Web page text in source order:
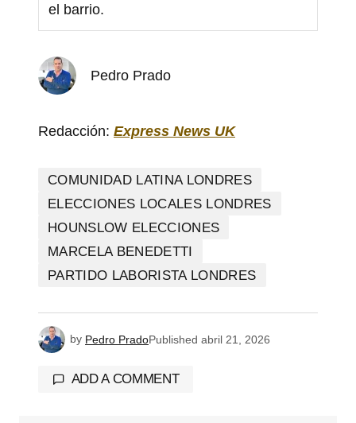
el barrio.
Pedro Prado
Redacción: Express News UK
COMUNIDAD LATINA LONDRES
ELECCIONES LOCALES LONDRES
HOUNSLOW ELECCIONES
MARCELA BENEDETTI
PARTIDO LABORISTA LONDRES
by Pedro PradoPublished abril 21, 2026
ADD A COMMENT